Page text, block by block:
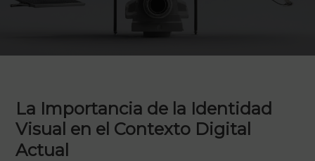
La Importancia de la Identidad
Visual en el Contexto Digital
Actual